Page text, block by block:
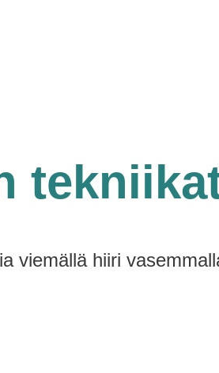
viemällä hiiri